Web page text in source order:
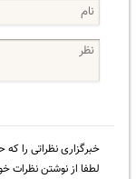
خبرگزاری نظراتی را
لطفا از نوشتن نظرات